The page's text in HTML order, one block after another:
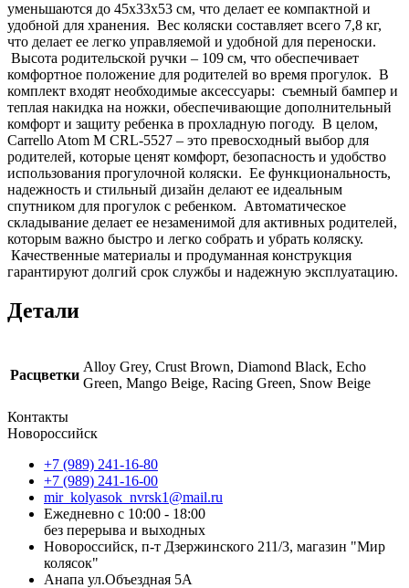
уменьшаются до 45x33x53 см, что делает ее компактной и
удобной для хранения. Вес коляски составляет всего 7,8 кг,
что делает ее легко управляемой и удобной для переноски.
Высота родительской ручки – 109 см, что обеспечивает
комфортное положение для родителей во время прогулок. В
комплект входят необходимые аксессуары: съемный бампер и
теплая накидка на ножки, обеспечивающие дополнительный
комфорт и защиту ребенка в прохладную погоду. В целом,
Carrello Atom M CRL-5527 – это превосходный выбор для
родителей, которые ценят комфорт, безопасность и удобство
использования прогулочной коляски. Ее функциональность,
надежность и стильный дизайн делают ее идеальным
спутником для прогулок с ребенком. Автоматическое
складывание делает ее незаменимой для активных родителей,
которым важно быстро и легко собрать и убрать коляску.
Качественные материалы и продуманная конструкция
гарантируют долгий срок службы и надежную эксплуатацию.
Детали
Расцветки
Alloy Grey, Crust Brown, Diamond Black, Echo
Green, Mango Beige, Racing Green, Snow Beige
Контакты
Новороссийск
+7 (989) 241-16-80
+7 (989) 241-16-00
mir_kolyasok_nvrsk1@mail.ru
Ежедневно с 10:00 - 18:00
без перерыва и выходных
Новороссийск, п-т Дзержинского 211/3, магазин "Мир
колясок"
Анапа ул.Объездная 5А